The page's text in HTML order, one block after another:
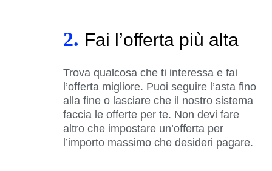
2. Fai l’offerta più alta
Trova qualcosa che ti interessa e fai
l’offerta migliore. Puoi seguire l’asta fino
alla fine o lasciare che il nostro sistema
faccia le offerte per te. Non devi fare
altro che impostare un’offerta per
l’importo massimo che desideri pagare.